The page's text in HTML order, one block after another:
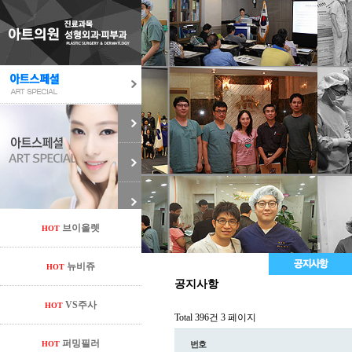
HOT 브이올렛
HOT 뉴비쥬
HOT VS주사
HOT 퍼밍필러
공지사항
Total 396건 3 페이지
번호